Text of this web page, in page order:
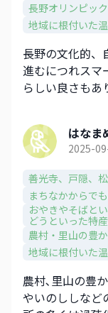
長野オリンピッ
地域に根付いた
長野の文化的、
進むにつれスマ
らしい良さもあ
はなま
2025-
善光寺、戸隠、
まちなかからで
おやきやそばと
どうといった特
農村・里山の豊
地域に根付いた
農村､里山の豊
やいのししなど